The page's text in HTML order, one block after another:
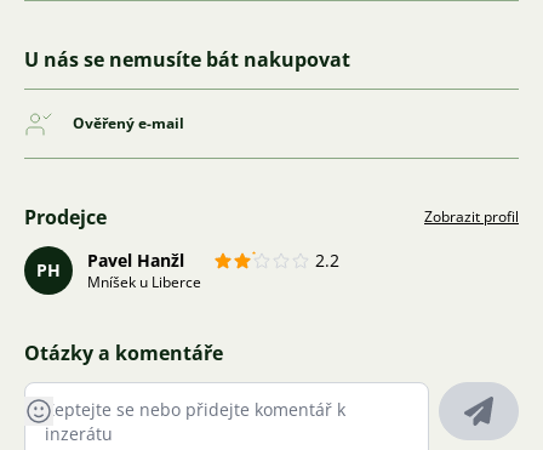
U nás se nemusíte bát nakupovat
Ověřený e-mail
Prodejce Zobrazit profil
PH Pavel Hanžl 2.2
Mníšek u Liberce
Otázky a komentáře